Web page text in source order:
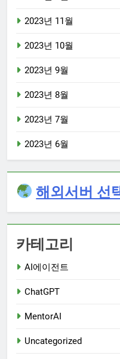
2023년 11월
2023년 10월
2023년 9월
2023년 8월
2023년 7월
2023년 6월
해외서버 선
카테고리
AI에이전트
ChatGPT
MentorAI
Uncategorized